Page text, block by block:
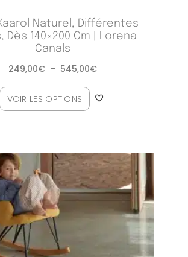
Kaarol Naturel, Différentes
Dès 140×200 Cm | Lorena
Canals
249,00€ – 545,00€
VOIR LES OPTIONS